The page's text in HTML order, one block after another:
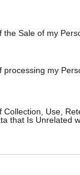
Sale of my
processing my
Collection, Use,
that Is Unrelated